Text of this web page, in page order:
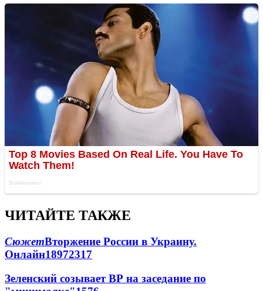
ЧИТАЙТЕ ТАКЖЕ
СюжетВторжение России в Украину.
Онлайн18972317
Зеленский созывает ВР на заседание по